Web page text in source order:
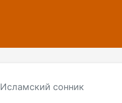
Исламский сонник